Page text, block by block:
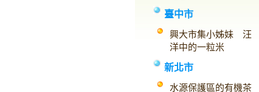
臺中市
興大市集小姊妹 汪
洋中的一粒米
新北市
水源保護區的有機茶